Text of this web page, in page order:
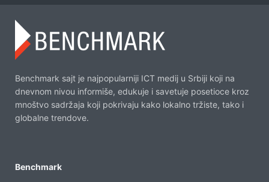
Benchmark sajt je najpopularniji ICT medij u Srbiji koji na
dnevnom nivou informiše, edukuje i savetuje posetioce kroz
mnoštvo sadržaja koji pokrivaju kako lokalno tržiste, tako i
globalne trendove.
Benchmark